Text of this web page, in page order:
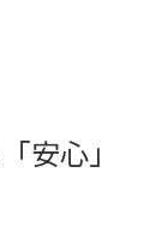
安心」